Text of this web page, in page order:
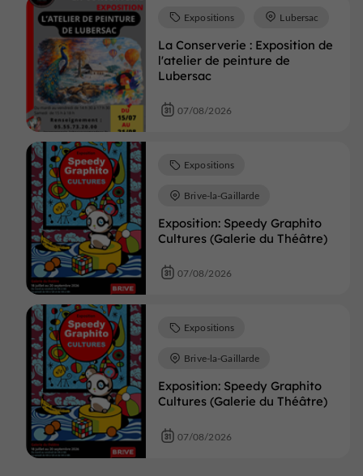
La Conserverie : Exposition de
l'atelier de peinture de
Lubersac
Expositions Lubersac
07/08/2026
Exposition: Speedy Graphito
Cultures (Galerie du Théâtre)
Expositions
Brive-la-Gaillarde
07/08/2026
Exposition: Speedy Graphito
Cultures (Galerie du Théâtre)
Expositions
Brive-la-Gaillarde
07/08/2026